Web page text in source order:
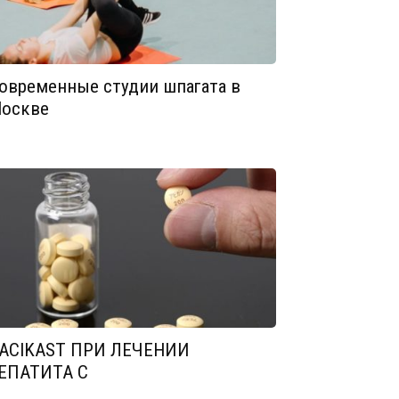
студии шпагата в
ПРИ ЛЕЧЕНИИ
С